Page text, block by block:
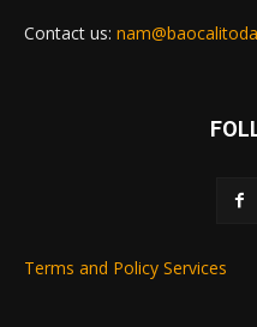
Contact us:
Terms and Policy Services